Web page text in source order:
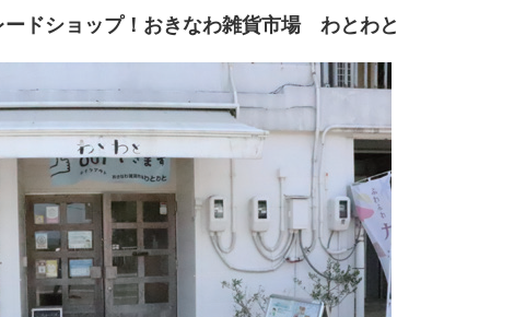
ードショップ！おきなわ雑貨市場 わとわと